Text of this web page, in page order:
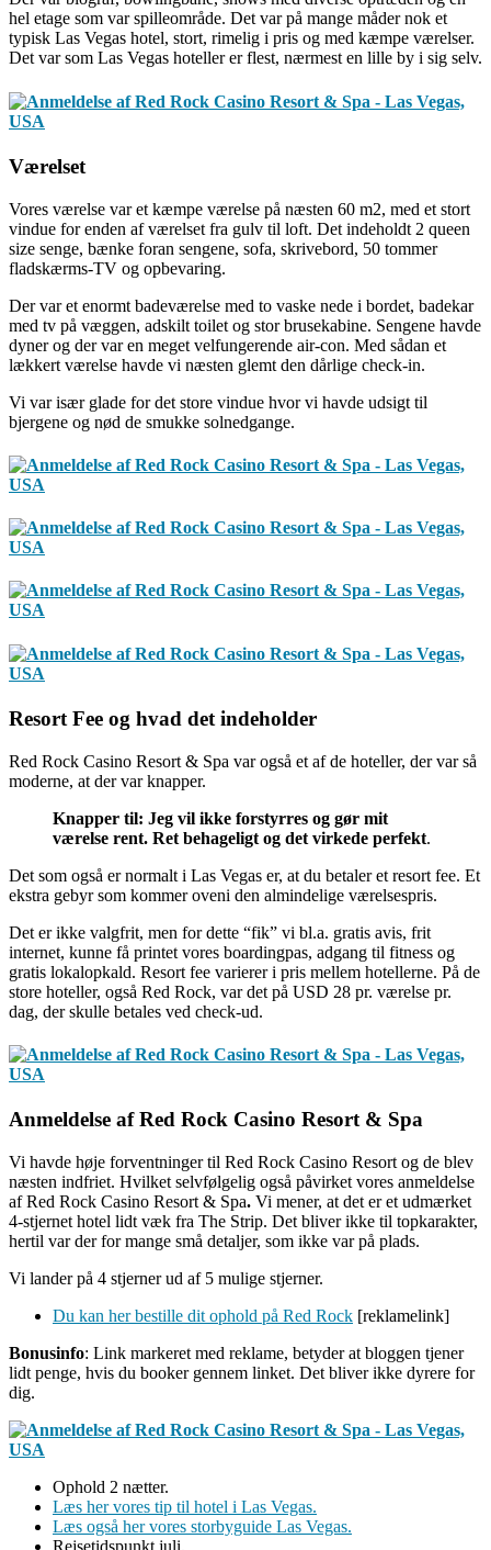
hel etage som var spilleområde. Det var på mange måder nok et
typisk Las Vegas hotel, stort, rimelig i pris og med kæmpe værelser.
Det var som Las Vegas hoteller er flest, nærmest en lille by i sig selv.
Værelset
Vores værelse var et kæmpe værelse på næsten 60 m2, med et stort
vindue for enden af værelset fra gulv til loft. Det indeholdt 2 queen
size senge, bænke foran sengene, sofa, skrivebord, 50 tommer
fladskærms-TV og opbevaring.
Der var et enormt badeværelse med to vaske nede i bordet, badekar
med tv på væggen, adskilt toilet og stor brusekabine. Sengene havde
dyner og der var en meget velfungerende air-con. Med sådan et
lækkert værelse havde vi næsten glemt den dårlige check-in.
Vi var især glade for det store vindue hvor vi havde udsigt til
bjergene og nød de smukke solnedgange.
Resort Fee og hvad det indeholder
Red Rock Casino Resort & Spa‏ var også et af de hoteller, der var så
moderne, at der var knapper.
Knapper til: Jeg vil ikke forstyrres og gør mit
værelse rent. Ret behageligt og det virkede perfekt.
Det som også er normalt i Las Vegas er, at du betaler et resort fee. Et
ekstra gebyr som kommer oveni den almindelige værelsespris.
Det er ikke valgfrit, men for dette “fik” vi bl.a. gratis avis, frit
internet, kunne få printet vores boardingpas, adgang til fitness og
gratis lokalopkald. Resort fee varierer i pris mellem hotellerne. På de
store hoteller, også Red Rock, var det på USD 28 pr. værelse pr.
dag, der skulle betales ved check-ud.
Vi havde høje forventninger til Red Rock Casino Resort og de blev
næsten indfriet. Hvilket selvfølgelig også påvirket vores anmeldelse
.‏ Vi mener, at det er et udmærket
4-stjernet hotel lidt væk fra The Strip. Det bliver ikke til topkarakter,
hertil var der for mange små detaljer, som ikke var på plads.
Vi lander på 4 stjerner ud af 5 mulige stjerner.
Du kan her bestille dit ophold på Red Rock [reklamelink]
Bonusinfo: Link markeret med reklame, betyder at bloggen tjener
lidt penge, hvis du booker gennem linket. Det bliver ikke dyrere for
dig.
Ophold 2 nætter.
Læs her vores tip til hotel i Las Vegas.
Læs også her vores storbyguide Las Vegas.
Rejsetidspunkt juli.